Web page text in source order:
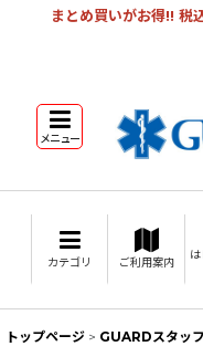
まとめ買いがお得!!
メニュー
カテゴリ ご利用案内
トップページ > GUARDスタッ